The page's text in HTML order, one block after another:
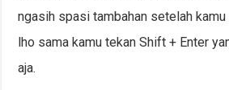
ngasih spasi tambahan setelah kamu
lho sama kamu tekan Shift + Enter
aja.